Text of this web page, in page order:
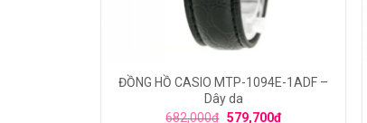
ĐỒNG HỒ CASIO MTP-1094E-1ADF –
Dây da
682,000₫ 579,700₫